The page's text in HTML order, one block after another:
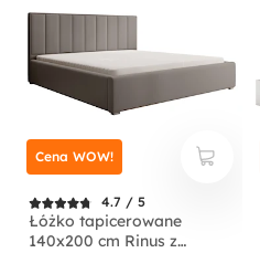
4.7 / 5
Łóżko tapicerowane
140x200 cm Rinus z
Cena WOW!